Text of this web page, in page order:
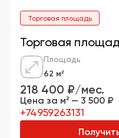
Торговая площадь
Торговая
Площадь
62 м²
218 400 ₽/мес.
Цена за м² — 3 500 ₽
+74959263131